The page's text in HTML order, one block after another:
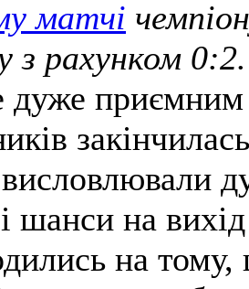
матчі
з рахунком 0:2.
дуже
висловлювали
шанси на
на